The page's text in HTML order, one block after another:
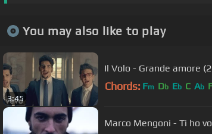
You may also like to play
3:45
Il Volo - Grande amore
Chords: Fm Db Eb C Ab
Marco Mengoni - Ti ho